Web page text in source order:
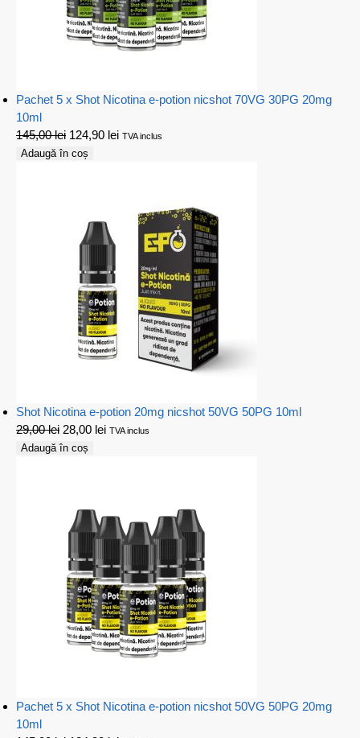
Pachet 5 x Shot Nicotina e-potion nicshot 70VG 30PG 20mg
10ml
145,00lei 124,90 lei TVA inclus
Adaugă în coș
Shot Nicotina e-potion 20mg nicshot 50VG 50PG 10ml
29,00lei 28,00 lei TVA inclus
Adaugă în coș
Pachet 5 x Shot Nicotina e-potion nicshot 50VG 50PG 20mg
10ml